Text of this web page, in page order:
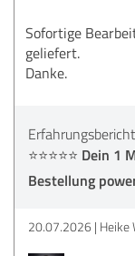
Sofortige
geliefert.
Danke.
⭐⭐⭐⭐⭐ Dein
Bestellung
20.07.2026 Heike